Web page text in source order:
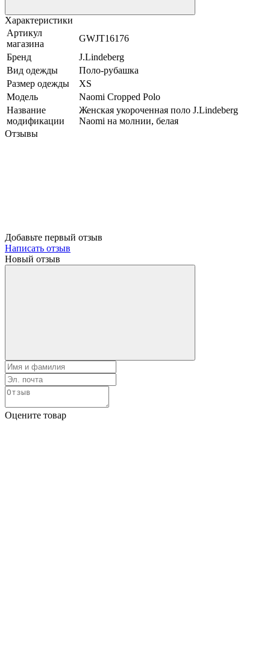
Характеристики
Артикул
магазина
GWJT16176
Бренд
J.Lindeberg
Вид одежды
Поло-рубашка
Размер одежды
XS
Модель
Naomi Cropped Polo
Название
модификации
Женская укороченная поло J.Lindeberg
Naomi на молнии, белая
Отзывы
Добавьте первый отзыв
Написать отзыв
Новый отзыв
Оцените товар